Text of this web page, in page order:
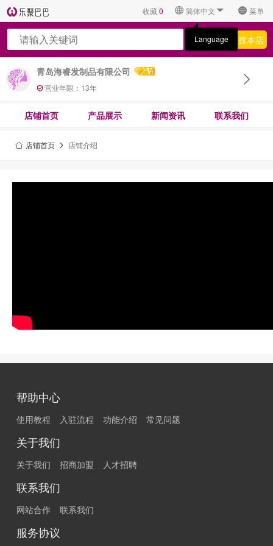
收藏0 简体中文 菜单
青岛海睿发制品有限公司
营业年限： 13年
搜全网 搜本店
店铺首页 产品展示 新闻资讯 联系我们
店铺首页 店铺介绍
帮助中心
使用教程 入驻流程 功能介绍 常见问题
关于我们
关于我们 招商加盟 人才招聘
联系我们
网站合作 联系我们
服务协议
Language